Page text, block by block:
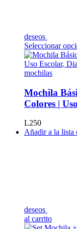
deseos
Seleccionar
mochilas
Mochila
Colores |
L250
Añadir a la lista
deseos
al carrito